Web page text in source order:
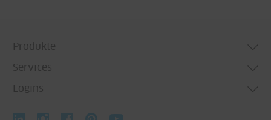
Produkte
Türsysteme
Fassadensysteme
Services
Logins